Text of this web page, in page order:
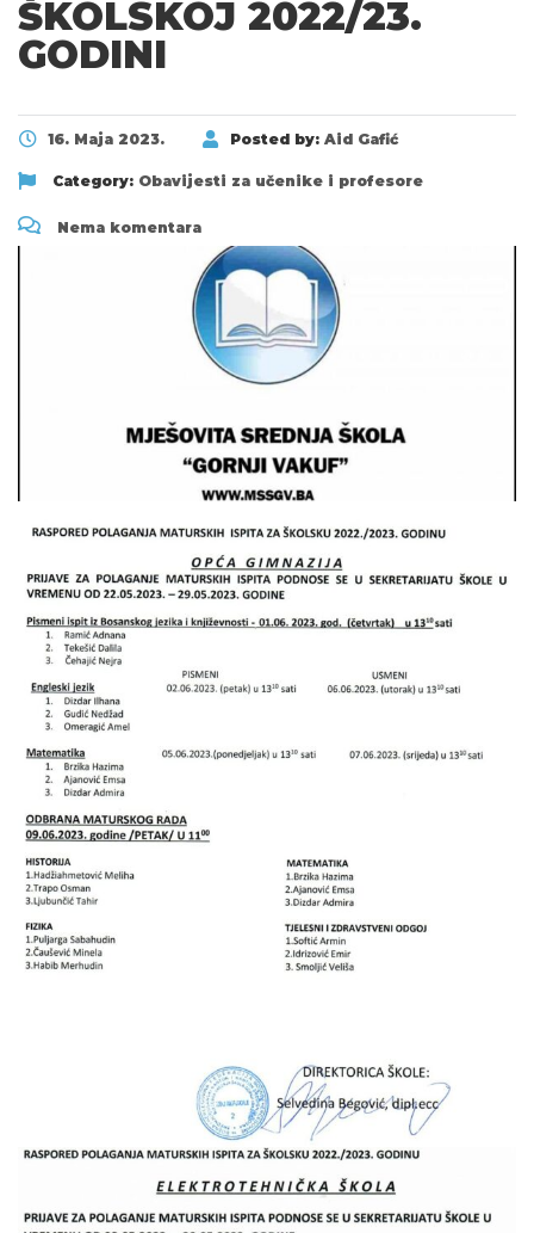
ŠKOLSKOJ 2022/23.
GODINI
16. Maja 2023. Posted by: Aid Gafić
Category: Obavijesti za učenike i profesore
Nema komentara